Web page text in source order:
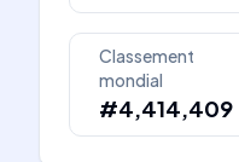
Classement
mondial
#4,414,409